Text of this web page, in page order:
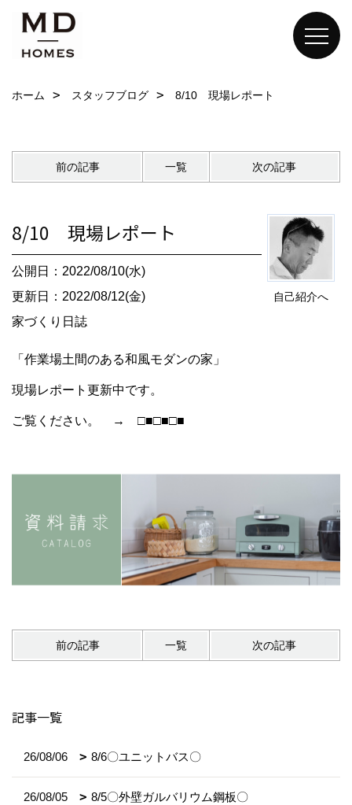
ホーム スタッフブログ 8/10 現場レポート
前の記事 一覧 次の記事
自己紹介へ
8/10 現場レポート
公開日：2022/08/10(水)
更新日：2022/08/12(金)
家づくり日誌
「作業場土間のある和風モダンの家」
現場レポート更新中です。
ご覧ください。 → □■□■□■
前の記事 一覧 次の記事
記事一覧
26/08/06 8/6〇ユニットバス〇
26/08/05 8/5〇外壁ガルバリウム鋼板〇